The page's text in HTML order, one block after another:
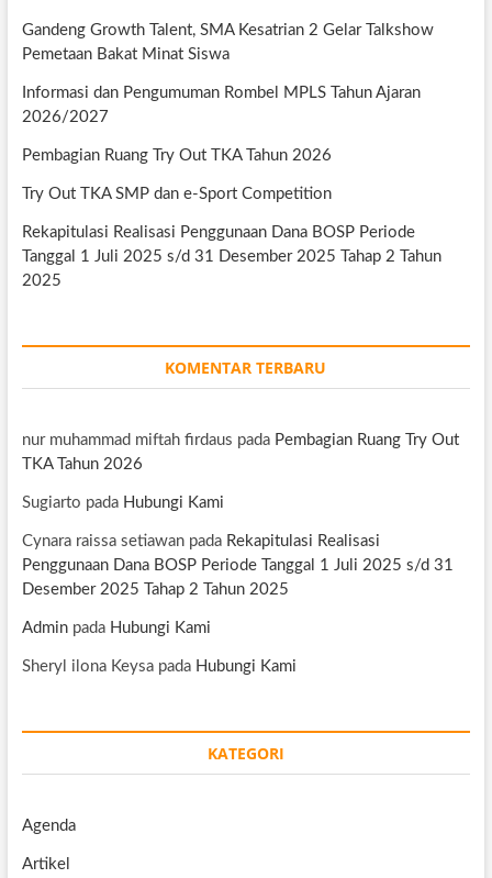
Gandeng Growth Talent, SMA Kesatrian 2 Gelar Talkshow
Pemetaan Bakat Minat Siswa
Informasi dan Pengumuman Rombel MPLS Tahun Ajaran
2026/2027
Pembagian Ruang Try Out TKA Tahun 2026
Try Out TKA SMP dan e-Sport Competition
Rekapitulasi Realisasi Penggunaan Dana BOSP Periode
Tanggal 1 Juli 2025 s/d 31 Desember 2025 Tahap 2 Tahun
2025
KOMENTAR TERBARU
nur muhammad miftah firdaus pada Pembagian Ruang Try Out
TKA Tahun 2026
Sugiarto pada Hubungi Kami
Cynara raissa setiawanpada Rekapitulasi Realisasi
Penggunaan Dana BOSP Periode Tanggal 1 Juli 2025 s/d 31
Desember 2025 Tahap 2 Tahun 2025
Adminpada Hubungi Kami
Sheryl ilona Keysapada Hubungi Kami
KATEGORI
Agenda
Artikel